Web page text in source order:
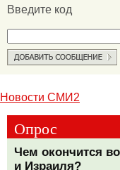
Введите код
Новости СМИ2
Опрос
Чем окончится
и Израиля?